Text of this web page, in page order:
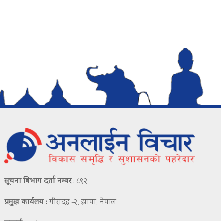
सूचना बिभाग दर्ता नम्बर : ८९२
प्रमुख कार्यलय :गौरादह -२, झापा, नेपाल